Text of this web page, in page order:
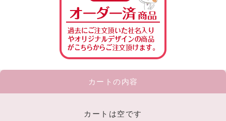
カートの内容
カートは空です